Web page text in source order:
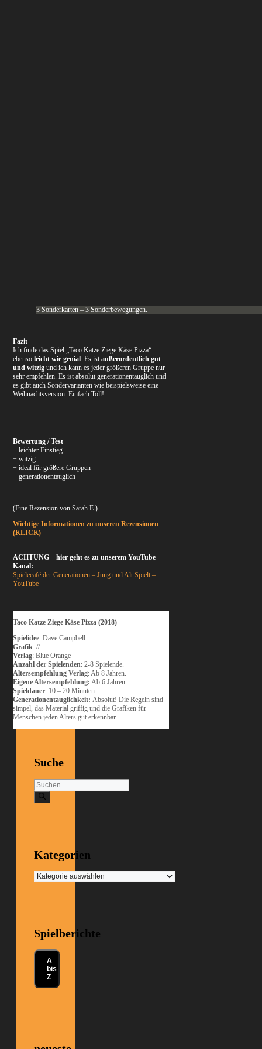
3 Sonderkarten – 3 Sonderbewegungen.
Fazit
Ich finde das Spiel „Taco Katze Ziege Käse Pizza“
ebensoleicht wie genial. Es istaußerordentlich gut
und witzig und ich kann es jeder größeren Gruppe nur
sehr empfehlen. Es ist absolut generationentauglich und
es gibt auch Sondervarianten wie beispielsweise eine
Weihnachtsversion. Einfach Toll!
Bewertung / Test
+ leichter Einstieg
+ witzig
+ ideal für größere Gruppen
+ generationentauglich
(Eine Rezension von Sarah E.)
Wichtige Informationen zu unseren Rezensionen
(KLICK)
ACHTUNG – hier geht es zu unserem YouTube-
Kanal:
Spielecafé der Generationen – Jung und Alt Spielt –
YouTube
Taco Katze Ziege Käse Pizza (2018)
Spielidee: Dave Campbell
Grafik://
Verlag: Blue Orange
Anzahl der Spielenden: 2-8 Spielende.
Altersempfehlung Verlag: Ab 8 Jahren.
Eigene Altersempfehlung: Ab 6 Jahren.
Spieldauer: 10 – 20 Minuten
Generationentauglichkeit:Absolut! Die Regeln sind
simpel, das Material griffig und die Grafiken für
Menschen jeden Alters gut erkennbar.
Suche
Suchen
nach:
Kategorien
Kategorien
Spielberichte
A
bis
Z